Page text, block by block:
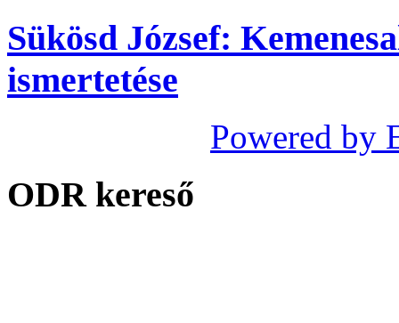
Sükösd József:
ismertetése
Powered by
ODR kereső